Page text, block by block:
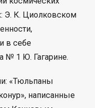
Э. К. Циолковском
в себе
№ 1 Ю. Гагарине.
«Тюльпаны
написанные